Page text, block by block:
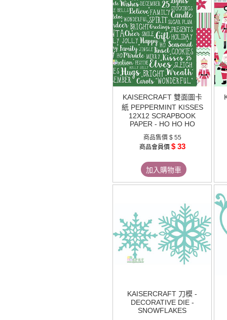
KAISERCRAFT 雙面圖卡
紙 PEPPERMINT KISSES
12X12 SCRAPBOOK
PAPER - HO HO HO
商品售價 $ 55
商品會員價 $ 33
加入購物車
KAISERCRAFT 刀模 -
DECORATIVE DIE -
SNOWFLAKES